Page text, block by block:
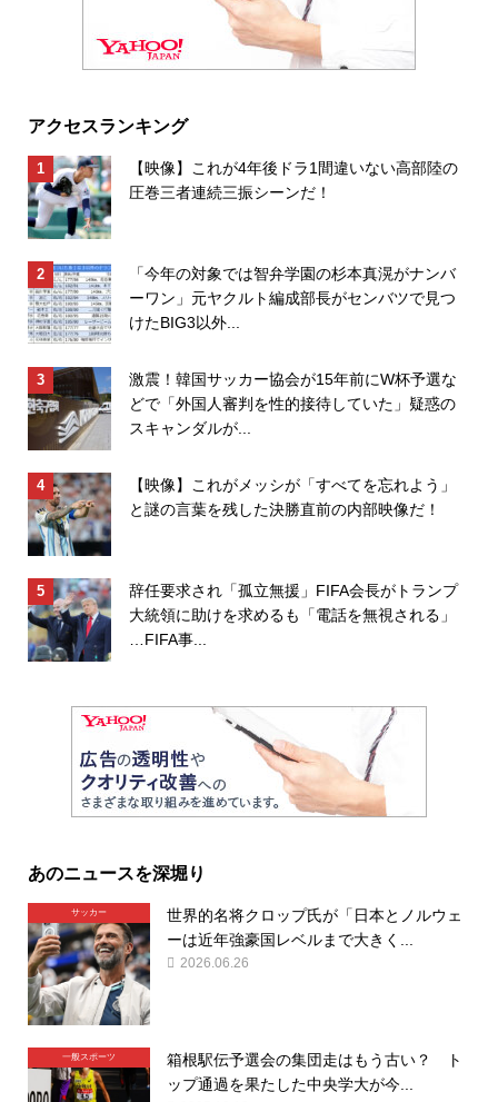
アクセスランキング
【映像】これが4年後ドラ1間違いない高部陸の
圧巻三者連続三振シーンだ！
「今年の対象では智弁学園の杉本真滉がナンバ
ーワン」元ヤクルト編成部長がセンバツで見つ
けたBIG3以外...
激震！韓国サッカー協会が15年前にW杯予選な
どで「外国人審判を性的接待していた」疑惑の
スキャンダルが...
【映像】これがメッシが「すべてを忘れよう」
と謎の言葉を残した決勝直前の内部映像だ！
辞任要求され「孤立無援」FIFA会長がトランプ
大統領に助けを求めるも「電話を無視される」
…FIFA事...
あのニュースを深堀り
サッカー
世界的名将クロップ氏が「日本とノルウェ
ーは近年強豪国レベルまで大きく...
2026.06.26
一般スポーツ
箱根駅伝予選会の集団走はもう古い？ ト
ップ通過を果たした中央学大が今...